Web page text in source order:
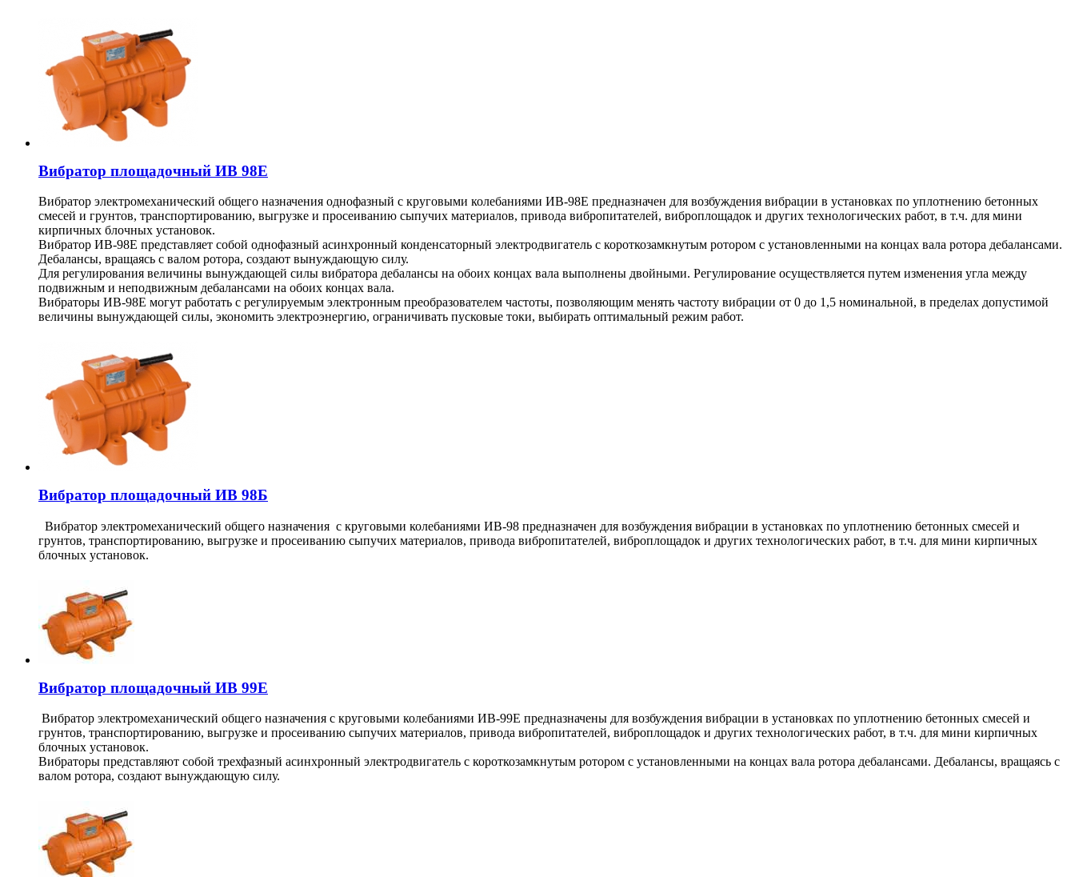
Вибратор площадочный ИВ 98Е
Вибратор электромеханический общего назначения однофазный с круговыми колебаниями ИВ-98Е предназначен для возбуждения вибрации в установках по уплотнению бетонных
смесей и грунтов, транспортированию, выгрузке и просеиванию сыпучих материалов, привода вибропитателей, виброплощадок и других технологических работ, в т.ч. для мини
кирпичных блочных установок.
Вибратор ИВ-98Е представляет собой однофазный асинхронный конденсаторный электродвигатель с короткозамкнутым ротором с установленными на концах вала ротора дебалансами.
Дебалансы, вращаясь с валом ротора, создают вынуждающую силу.
Для регулирования величины вынуждающей силы вибратора дебалансы на обоих концах вала выполнены двойными. Регулирование осуществляется путем изменения угла между
подвижным и неподвижным дебалансами на обоих концах вала.
Вибраторы ИВ-98Е могут работать с регулируемым электронным преобразователем частоты, позволяющим менять частоту вибрации от 0 до 1,5 номинальной, в пределах допустимой
величины вынуждающей силы, экономить электроэнергию, ограничивать пусковые токи, выбирать оптимальный режим работ.
Вибратор площадочный ИВ 98Б
Вибратор электромеханический общего назначения с круговыми колебаниями ИВ-98 предназначен для возбуждения вибрации в установках по уплотнению бетонных смесей и
грунтов, транспортированию, выгрузке и просеиванию сыпучих материалов, привода вибропитателей, виброплощадок и других технологических работ, в т.ч. для мини кирпичных
блочных установок.
Вибратор площадочный ИВ 99Е
Вибратор электромеханический общего назначения с круговыми колебаниями ИВ-99Е предназначены для возбуждения вибрации в установках по уплотнению бетонных смесей и
грунтов, транспортированию, выгрузке и просеиванию сыпучих материалов, привода вибропитателей, виброплощадок и других технологических работ, в т.ч. для мини кирпичных
блочных установок.
Вибраторы представляют собой трехфазный асинхронный электродвигатель с короткозамкнутым ротором с установленными на концах вала ротора дебалансами. Дебалансы, вращаясь с
валом ротора, создают вынуждающую силу.